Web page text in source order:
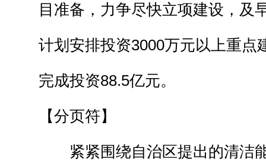
目准备，力争尽快立项建设，及
计划安排投资3000万元以上重点
完成投资88.5亿元。
【分页符】
紧紧围绕自治区提出的清洁